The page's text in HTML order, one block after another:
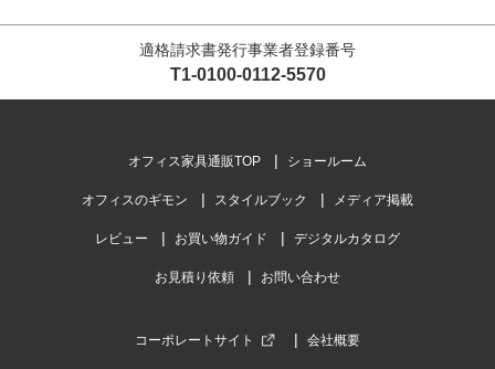
適格請求書発行事業者登録番号
T1-0100-0112-5570
オフィス家具通販TOP ショールーム
オフィスのギモン スタイルブック メディア掲載
レビュー お買い物ガイド デジタルカタログ
お見積り依頼 お問い合わせ
コーポレートサイト 会社概要